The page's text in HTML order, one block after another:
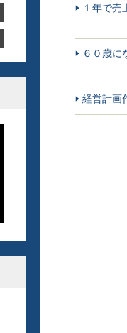
１年で売
６０歳に
経営計画